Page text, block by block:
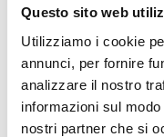
Questo sito web
Utilizziamo i cookie
annunci, per fornire
analizzare il nostro
informazioni sul
nostri partner che si